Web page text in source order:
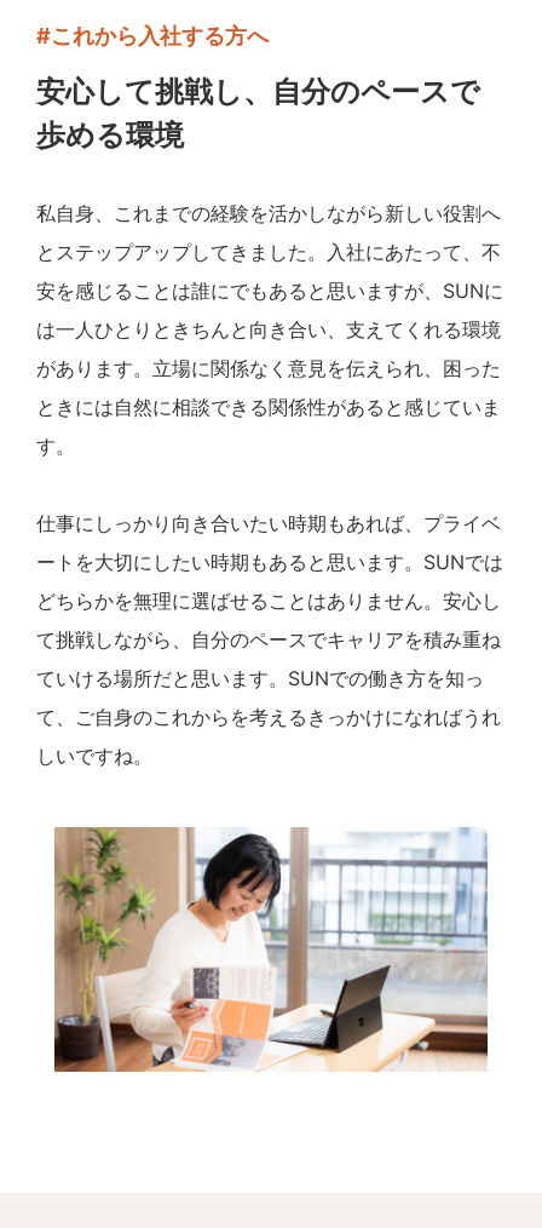
#これから入社する方へ
安心して挑戦し、自分のペースで
歩める環境
私自身、これまでの経験を活かしながら新しい役割へ
とステップアップしてきました。入社にあたって、不
安を感じることは誰にでもあると思いますが、SUNに
は一人ひとりときちんと向き合い、支えてくれる環境
があります。立場に関係なく意見を伝えられ、困った
ときには自然に相談できる関係性があると感じていま
す。
仕事にしっかり向き合いたい時期もあれば、プライベ
ートを大切にしたい時期もあると思います。SUNでは
どちらかを無理に選ばせることはありません。安心し
て挑戦しながら、自分のペースでキャリアを積み重ね
ていける場所だと思います。SUNでの働き方を知っ
て、ご自身のこれからを考えるきっかけになればうれ
しいですね。